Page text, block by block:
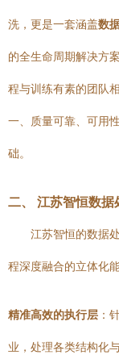
洗，更是一套涵盖数
的全生命周期解决方
程与训练有素的团队
一、质量可靠、可用
础。
二、 江苏智恒数
江苏智恒的数据
程深度融合的立体化
精准高效的执行层 ：
业，处理各类结构化